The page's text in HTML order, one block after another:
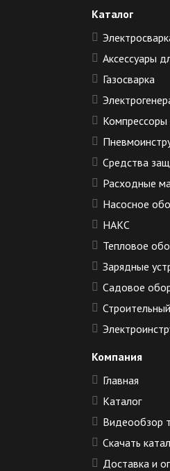
Каталог
Аксессуары
Газосварка
Компрессоры
Средства
Расходные
Насосное
НАКС
Тепловое
Зарядные
Садовое
Компания
Главная
Каталог
Видеообзор
Скачать
Доставка и